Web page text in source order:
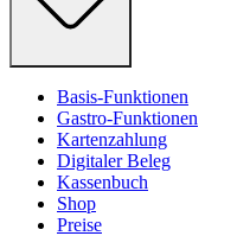
Basis-Funktionen
Gastro-Funktionen
Kartenzahlung
Digitaler Beleg
Kassenbuch
Shop
Preise